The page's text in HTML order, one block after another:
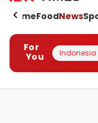
HomeFoodNews
For
You
Indonesia